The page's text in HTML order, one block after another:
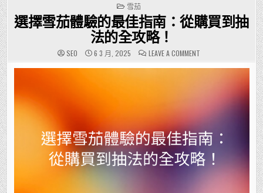
POSTED
IN
雪茄
選擇雪茄體驗的最佳指南：從購買到抽
法的全攻略！
SEO 6 3 月, 2025 LEAVE A COMMENTON
選
擇
佳
指
南：
從
購
買
到
抽